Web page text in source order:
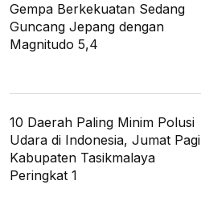
Gempa Berkekuatan Sedang
Guncang Jepang dengan
Magnitudo 5,4
10 Daerah Paling Minim Polusi
Udara di Indonesia, Jumat Pagi
Kabupaten Tasikmalaya
Peringkat 1